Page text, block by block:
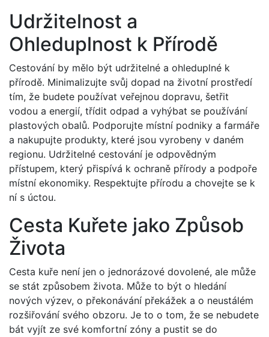
Udržitelnost a
Ohleduplnost k Přírodě
Cestování by mělo být udržitelné a ohleduplné k
přírodě. Minimalizujte svůj dopad na životní prostředí
tím, že budete používat veřejnou dopravu, šetřit
vodou a energií, třídit odpad a vyhýbat se používání
plastových obalů. Podporujte místní podniky a farmáře
a nakupujte produkty, které jsou vyrobeny v daném
regionu. Udržitelné cestování je odpovědným
přístupem, který přispívá k ochraně přírody a podpoře
místní ekonomiky. Respektujte přírodu a chovejte se k
ní s úctou.
Cesta Kuřete jako Způsob
Života
Cesta kuře není jen o jednorázové dovolené, ale může
se stát způsobem života. Může to být o hledání
nových výzev, o překonávání překážek a o neustálém
rozšiřování svého obzoru. Je to o tom, že se nebudete
bát vyjít ze své komfortní zóny a pustit se do